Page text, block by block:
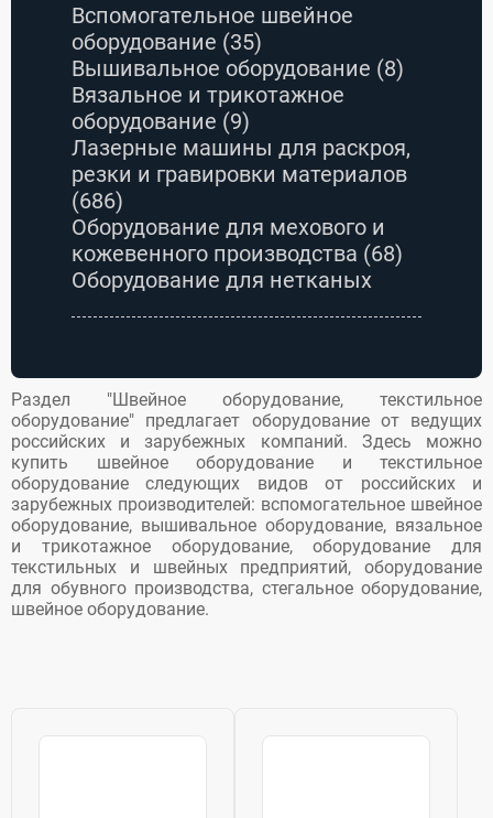
Вспомогательное швейное
оборудование (35)
Вышивальное оборудование (8)
Вязальное и трикотажное
оборудование (9)
Лазерные машины для раскроя,
резки и гравировки материалов
(686)
Оборудование для мехового и
кожевенного производства (68)
Оборудование для нетканых
и швейных предприятий(328)
Обувное производство -
оборудование(71)
Раскройное машины(1)
Стегальное оборудование
(1)
Ткацкое, прядильное и
отделочное оборудование(217)
Швейное оборудование(703)
Раздел "Швейное оборудование, текстильное
оборудование" предлагает оборудование от ведущих
российских и зарубежных компаний. Здесь можно
купить швейное оборудование и текстильное
оборудование следующих видов от российских и
зарубежных производителей: вспомогательное швейное
оборудование, вышивальное оборудование, вязальное
и трикотажное оборудование, оборудование для
текстильных и швейных предприятий, оборудование
для обувного производства, стегальное оборудование,
швейное оборудование.